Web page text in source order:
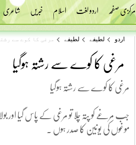
مرکزی صفحہ اردو لغت اسلام خبریں شاعری
اردو لطیفے لطیفے مرغی کا کوے سے
مرغی کا کوے سے رشتہ ہوگیا
مرغی کا کوے سے رشتہ ہوگیا
جب مرغے کو پتہ چلا تو مرغی کے پاس گیا اور
موغوں کی یونین کا صدر ہوں .